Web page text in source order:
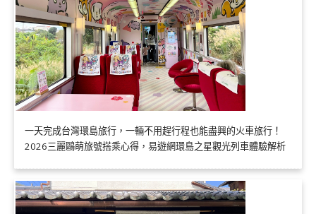
一天完成台灣環島旅行，一輛不用趕行程也能盡興的火車旅行！
2026三麗鷗萌旅號搭乘心得，易遊網環島之星觀光列車體驗解析